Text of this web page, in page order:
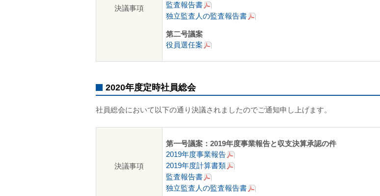
決議事項
監査報告書
独立監査人の監査報告書
第二号議案
役員選任案
2020年度定時社員総会
社員総会において以下の通り決議されましたのでご通知申し上げます。
決議事項
第一号議案：2019年度事業報告と収支決算承認の件
2019年度事業報告
2019年度計算書類
監査報告書
独立監査人の監査報告書